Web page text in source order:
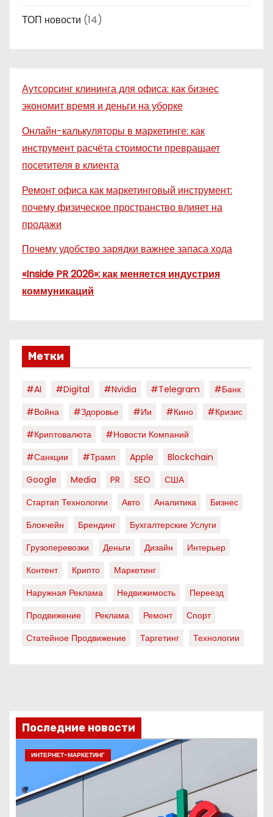
ТОП новости (14)
Аутсорсинг клининга для офиса: как бизнес
экономит время и деньги на уборке
Онлайн-калькуляторы в маркетинге: как
инструмент расчёта стоимости превращает
посетителя в клиента
Ремонт офиса как маркетинговый инструмент:
почему физическое пространство влияет на
продажи
Почему удобство зарядки важнее запаса хода
«Inside PR 2026»: как меняется индустрия
коммуникаций
Метки
#AI #digital #nvidia #telegram
#банк
#война
#здоровье #ии #кино
#кризис
#криптовалюта
#новости Компаний
#санкции
#трамп Apple
Blockchain
Google
Media PR SEO
США
Стартап Технологии
Авто Аналитика
Бизнес
Блокчейн
Брендинг
Бухгалтерские Услуги
Грузоперевозки
Деньги Дизайн
Интерьер
Контент
Крипто
Маркетинг
Наружная Реклама
Недвижимость
Переезд
Продвижение
Реклама Ремонт
Спорт
Статейное Продвижение
Таргетинг Технологии
Последние новости
ИНТЕРНЕТ-МАРКЕТИНГ